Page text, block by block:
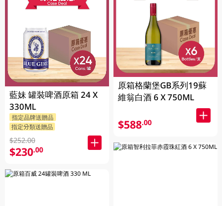
藍妹 罐裝啤酒原箱 24 X
330ML
指定品牌送贈品
指定分類送贈品
$252.00
$230.00
原箱格蘭堡GB系列19蘇
維翁白酒 6 X 750ML
$588.00